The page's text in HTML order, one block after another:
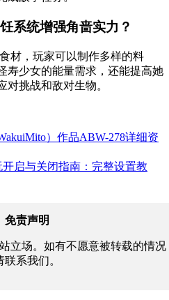
系统增强角啬实力？
材，玩家可以制作多样的料
寿少女的能量需求，还能提高她
对挑战和敌对生物。
）作品ABW-278详细资
开启与关闭指南：完整设置教
免责声明
立场。如有不愿意被转载的情况
联系我们。